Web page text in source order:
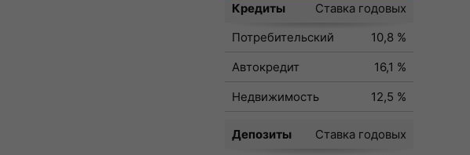
Кредиты
Ставка годовых
Потребительский
10,8 %
Автокредит
16,1 %
Недвижимость
12,5 %
Депозиты
Ставка годовых